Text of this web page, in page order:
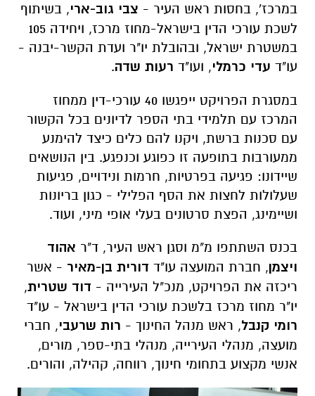
במרכז', בחסות ראש העיר - צבי גוב-ארי, בשיתוף
לשכת עורכי הדין בישראל-מחוז מרכז, ויחידה 105
במשטרת ישראל, ובהובלת יו"ר ועדת הקשר-יבנה -
עו"ד עדי כרמלי, ועו"ד רעות שדה.
במסגרת הפרויקט ייפגשו 40 עורכי-דין ממחוז
המרכז עם תלמידי בתי הספר לדיונים בכל הקשור
עם סכנות ברשת, ויקנו להם כלים כיצד להימנע
ממעורבות בתופעה זו כפוגע וכנפגע. בין הנושאים
שיידונו: פגיעה בפרטיות, חרמות ונידויים, פגיעות
שעלולות לחצות את הסף הפלילי - כגון בריונות
ושיימינג, הפצת סרטונים בעלי אופי מיני, ועוד.
בכנס השתתפו מ"מ וסגן ראש העיר, ד"ר אהוד
ויצמן, חברת המועצה עו"ד דורית בן-מאיר - אשר
ריכזה את הפרויקט, מנכ"ל העירייה - דוד שטרית,
יו"ר מחוז מרכז בלשכת עורכי הדין בישראל - עו"ד
רומי קנבל, ראש מנהל החינוך - רות שרעבי, חברי
מועצה, מנהלי העירייה, מנהלי בתי-ספר, מורים,
אנשי מקצוע בתחומי חינוך, רווחה, קהילה, והורים.